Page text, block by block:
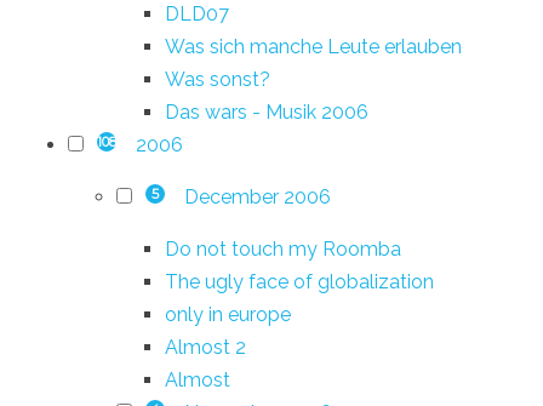
DLD07
Was sich manche Leute erlauben
Was sonst?
Das wars - Musik 2006
108 2006
5 December 2006
Do not touch my Roomba
The ugly face of globalization
only in europe
Almost 2
Almost